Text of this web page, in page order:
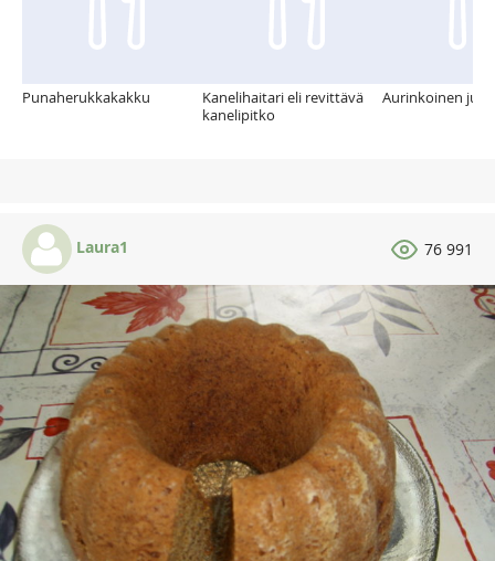
Punaherukkakakku
Kanelihaitari eli revittävä
kanelipitko
Aurinkoinen
Laura1 76 991